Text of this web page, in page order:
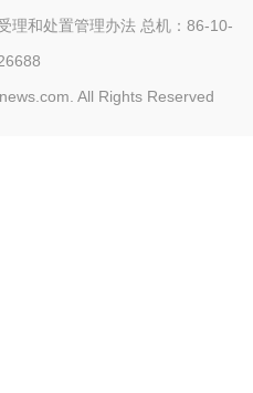
理和处置管理办法 总机：86-10-
All Rights Reserved